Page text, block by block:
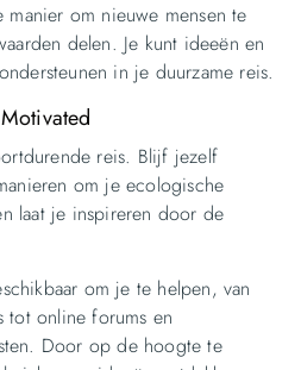
om nieuwe mensen te
delen. Je kunt ideeën en
in je duurzame reis.
reis. Blijf jezelf
om je ecologische
laat je inspireren door de
om je te helpen, van
tot online forums en
Door op de hoogte te